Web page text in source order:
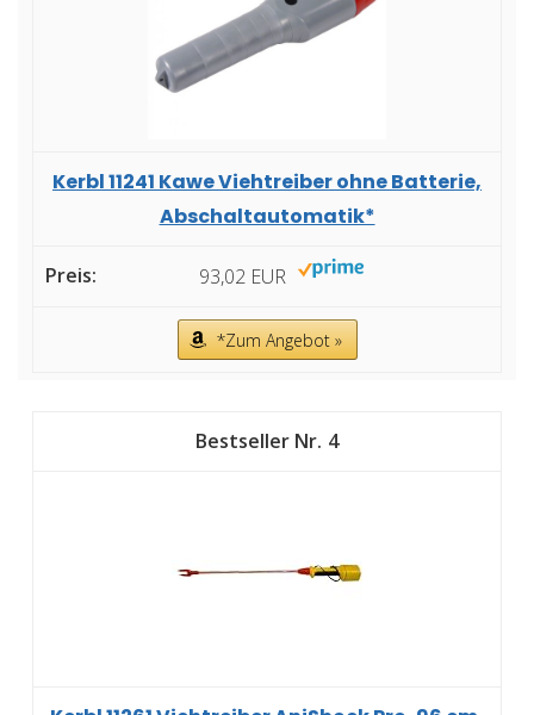
Kerbl 11241 Kawe Viehtreiber ohne Batterie,
Abschaltautomatik*
93,02 EUR
*Zum Angebot »
4